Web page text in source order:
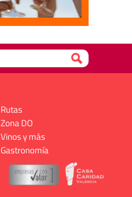
Rutas
Zona DO
Vinos y más
Gastronomía